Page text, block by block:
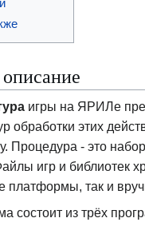
игры на ЯРИЛе
обработки этих
Процедура - это
игр и библиотек
платформы, так и
состоит из трёх